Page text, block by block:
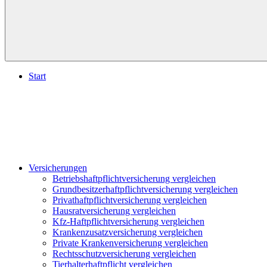
Start
Versicherungen
Betriebshaftpflichtversicherung vergleichen
Grundbesitzerhaftpflichtversicherung vergleichen
Privathaftpflichtversicherung vergleichen
Hausratversicherung vergleichen
Kfz-Haftpflichtversicherung vergleichen
Krankenzusatzversicherung vergleichen
Private Krankenversicherung vergleichen
Rechtsschutzversicherung vergleichen
Tierhalterhaftpflicht vergleichen